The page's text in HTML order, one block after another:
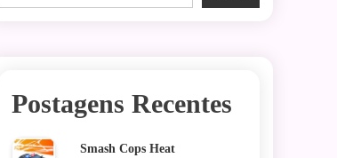
Postagens Recentes
Smash Cops Heat